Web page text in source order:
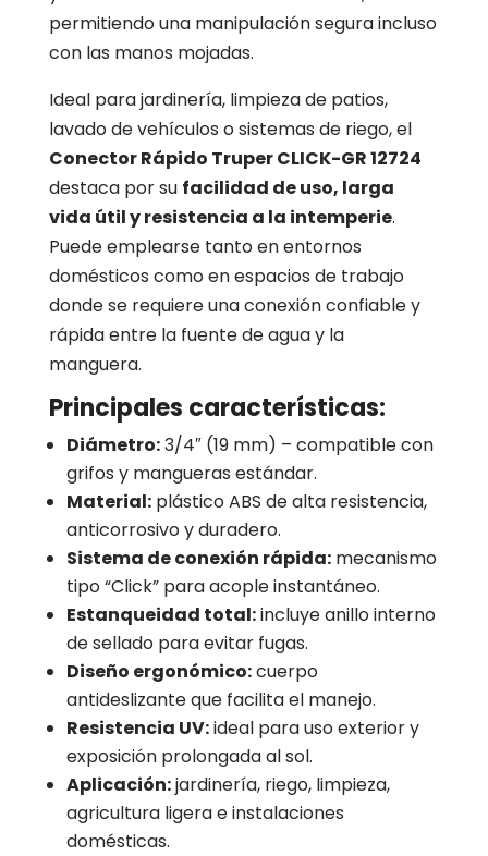
permitiendo una manipulación segura incluso
con las manos mojadas.
Ideal para jardinería, limpieza de patios,
lavado de vehículos o sistemas de riego, el
Conector Rápido Truper CLICK-GR 12724
destaca por su facilidad de uso, larga
vida útil y resistencia a la intemperie.
Puede emplearse tanto en entornos
domésticos como en espacios de trabajo
donde se requiere una conexión confiable y
rápida entre la fuente de agua y la
manguera.
Principales características:
Diámetro:3/4″ (19 mm) – compatible con
grifos y mangueras estándar.
Material:plástico ABS de alta resistencia,
anticorrosivo y duradero.
Sistema de conexión rápida:mecanismo
tipo “Click” para acople instantáneo.
Estanqueidad total:incluye anillo interno
de sellado para evitar fugas.
Diseño ergonómico:cuerpo
antideslizante que facilita el manejo.
Resistencia UV:ideal para uso exterior y
exposición prolongada al sol.
Aplicación:jardinería, riego, limpieza,
agricultura ligera e instalaciones
domésticas.